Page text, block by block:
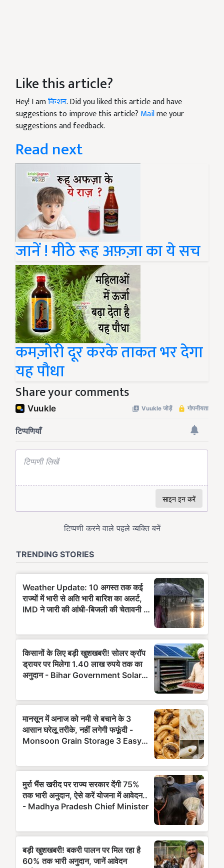
Like this article?
Hey! I amकिशन. Did you liked this article and have
suggestions to improve this article? Mailme your
suggestions and feedback.
Read next
जानें ! मीठे रूह अफ़ज़ा का ये सच
कमज़ोरी दूर करके ताकत भर देगा
यह पौधा
Share your comments